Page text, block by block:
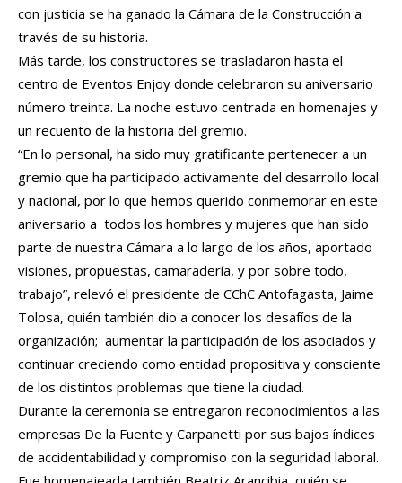
con justicia se ha ganado la Cámara de la Construcción a
través de su historia.
Más tarde, los constructores se trasladaron hasta el
centro de Eventos Enjoy donde celebraron su aniversario
número treinta. La noche estuvo centrada en homenajes y
un recuento de la historia del gremio.
“En lo personal, ha sido muy gratificante pertenecer a un
gremio que ha participado activamente del desarrollo local
y nacional, por lo que hemos querido conmemorar en este
aniversario a todos los hombres y mujeres que han sido
parte de nuestra Cámara a lo largo de los años, aportado
visiones, propuestas, camaradería, y por sobre todo,
trabajo”, relevó el presidente de CChC Antofagasta, Jaime
Tolosa, quién también dio a conocer los desafíos de la
organización; aumentar la participación de los asociados y
continuar creciendo como entidad propositiva y consciente
de los distintos problemas que tiene la ciudad.
Durante la ceremonia se entregaron reconocimientos a las
empresas De la Fuente y Carpanetti por sus bajos índices
de accidentabilidad y compromiso con la seguridad laboral.